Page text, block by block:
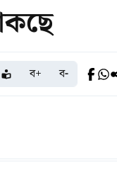
ব+ ব-